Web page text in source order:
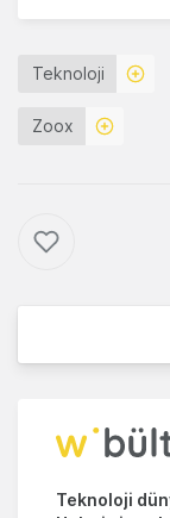
Teknoloji
Zoox
Teknoloji